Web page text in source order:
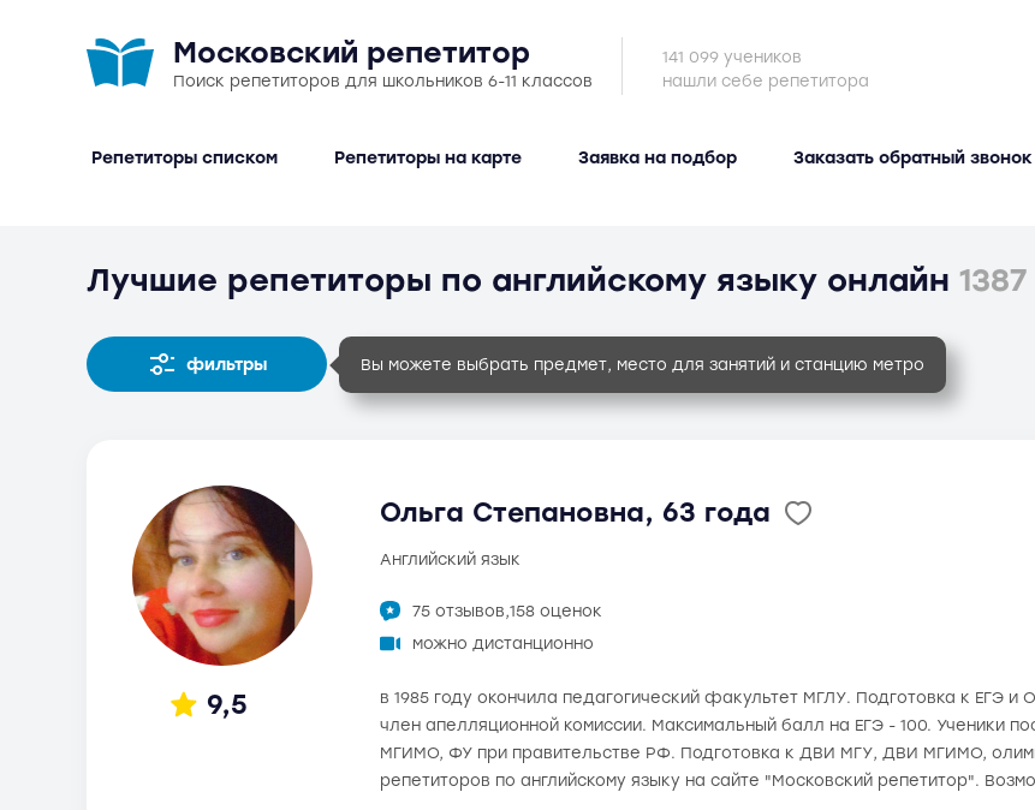
Московский репетитор
Поиск репетиторов для школьников 6-11 классов
141 099 учеников
нашли себе репетитора
Репетиторы списком Репетиторы на карте Заявка на подбор Заказать обратный звонок
Лучшие репетиторы по английскому языку онлайн 1387
фильтры Вы можете выбрать предмет, место для занятий и станцию метро
9,5
Ольга Степановна, 63 года
английский язык
75 отзывов,158 оценок
можно дистанционно
в 1985 году окончила педагогический факультет МГЛУ. Подготовка к ЕГЭ и
член апелляционной комиссии. Максимальный балл на ЕГЭ - 100. Ученики
МГИМО, ФУ при правительстве РФ. Подготовка к ДВИ МГУ, ДВИ МГИМО,
репетиторов по английскому языку на сайте "Московский репетитор".